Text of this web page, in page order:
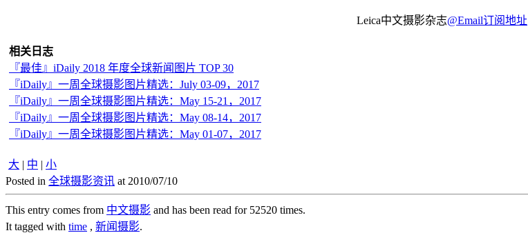
Leica中文摄影杂志@Email订阅地址
相关日志
『最佳』iDaily 2018 年度全球新闻图片 TOP 30
『iDaily』一周全球摄影图片精选：July 03-09，2017
『iDaily』一周全球摄影图片精选：May 15-21，2017
『iDaily』一周全球摄影图片精选：May 08-14，2017
『iDaily』一周全球摄影图片精选：May 01-07，2017
大 | 中 | 小
Posted in 全球摄影资讯 at 2010/07/10
This entry comes from 中文摄影 and has been read for 52520 times.
It tagged with time , 新闻摄影.